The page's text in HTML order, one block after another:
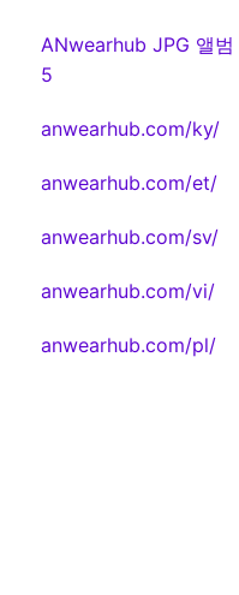
ANwearhub JPG 앨범
5
anwearhub.com/ky/
anwearhub.com/et/
anwearhub.com/sv/
anwearhub.com/vi/
anwearhub.com/pl/